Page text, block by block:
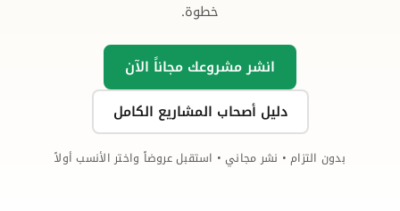
خطوة.
انشر مشروعك مجاناً الآن
دليل أصحاب المشاريع الكامل
بدون التزام • نشر مجاني • استقبل عروضاً واختر الأنسب أولاً